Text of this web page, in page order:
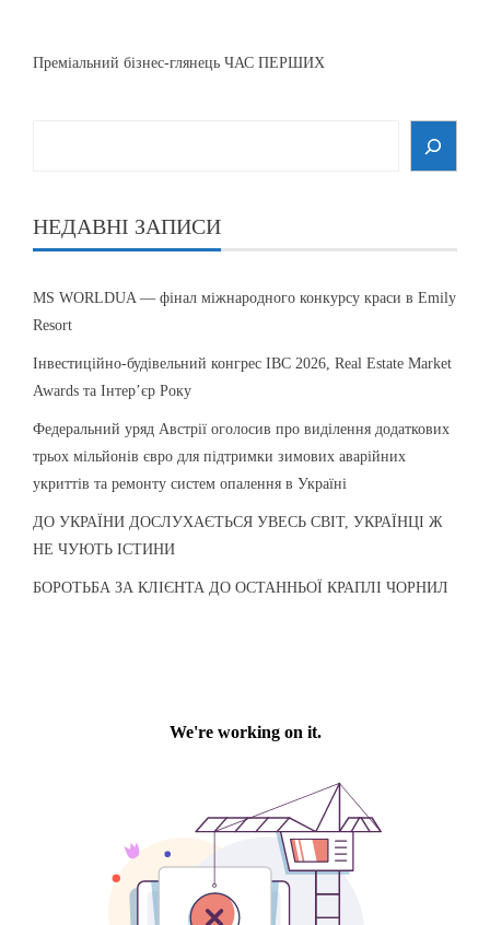
Преміальний бізнес-глянець ЧАС ПЕРШИХ
НЕДАВНІ ЗАПИСИ
MS WORLDUA — фінал міжнародного конкурсу краси в Emily
Resort
Інвестиційно-будівельний конгрес IBC 2026, Real Estate Market
Awards та Інтер’єр Року
Федеральний уряд Австрії оголосив про виділення додаткових
трьох мільйонів євро для підтримки зимових аварійних
укриттів та ремонту систем опалення в Україні
ДО УКРАЇНИ ДОСЛУХАЄТЬСЯ УВЕСЬ СВІТ, УКРАЇНЦІ Ж
НЕ ЧУЮТЬ ІСТИНИ
БОРОТЬБА ЗА КЛІЄНТА ДО ОСТАННЬОЇ КРАПЛІ ЧОРНИЛ